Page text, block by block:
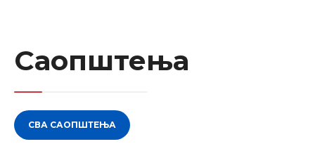
Саопштења
СВА САОПШТЕЊА